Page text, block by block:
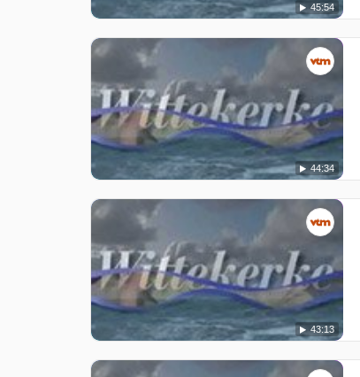
45:54
44:34
43:13